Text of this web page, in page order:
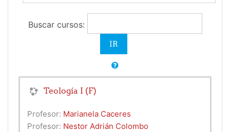
Buscar cursos:
Teología I (F)
Profesor: Marianela Caceres
Profesor: Nestor Adrián Colombo